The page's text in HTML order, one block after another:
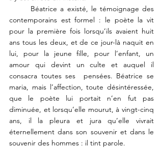
contemporains est formel : le poète la vit
pour la première fois lorsqu’ils avaient huit
ans tous les deux, et de ce jour-là naquit en
lui, pour la jeune fille, pour l’enfant, un
amour qui devint un culte et auquel il
consacra toutes ses  pensées. Béatrice se
maria, mais l’affection, toute désintéressée,
que le poète lui portait n’en fut pas
diminuée, et lorsqu’elle mourut, à vingt-cinq
ans, il la pleura et jura qu’elle vivrait
éternellement dans son souvenir et dans le
souvenir des hommes : il tint parole.